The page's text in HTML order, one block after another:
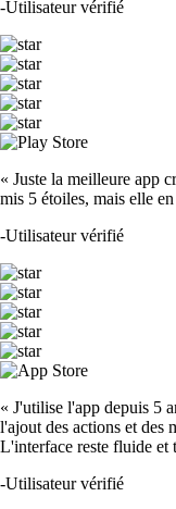
-Utilisateur vérifié
« Juste la meilleure app
mis 5 étoiles, mais elle
-Utilisateur vérifié
« J'utilise l'app depuis 5
l'ajout des actions et des
L'interface reste fluide et
-Utilisateur vérifié